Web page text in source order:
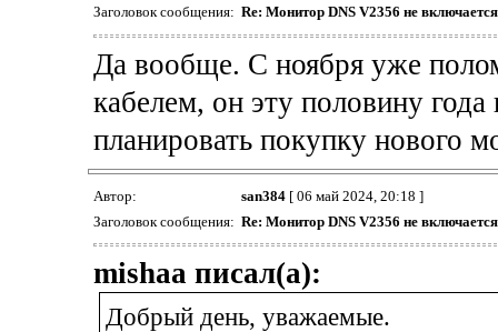
Заголовок сообщения: Re: Монитор DNS V2356 не включается
Да вообще. С ноября уже
кабелем, он эту половину
планировать покупку нового
Автор: san384[ 06 май 2024, 20:18 ]
Заголовок сообщения: Re: Монитор DNS V2356 не включается
mishaa писал(а):
Добрый день, уважаемые.